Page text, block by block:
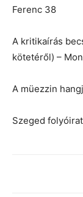
Ferenc 38
A kritikaírás
kötetéről) –
A müezzin
Szeged